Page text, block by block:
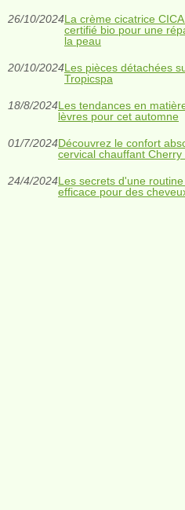
26/10/2024La crème cicatrice
certifié bio pour une
la peau
20/10/2024Les pièces détachées
Tropicspa
18/8/2024Les tendances en
lèvres pour cet automne
01/7/2024Découvrez le confort
cervical chauffant Cherry
24/4/2024Les secrets d'une
efficace pour des